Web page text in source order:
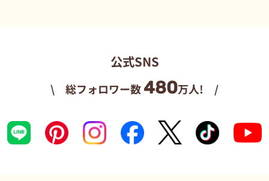
公式SNS
\ 総フォロワー数480万人! /